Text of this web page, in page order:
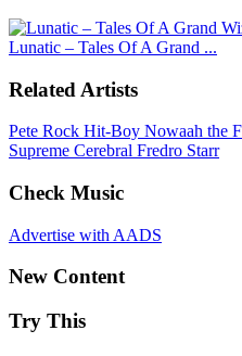
Lunatic – Tales Of A Grand ...
Related Artists
Pete Rock Hit-Boy Nowaah the
Supreme Cerebral Fredro Starr
Check Music
Advertise with AADS
New Content
Try This